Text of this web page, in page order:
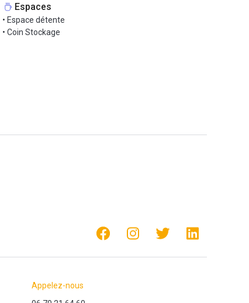
Espaces
• Espace détente
• Coin Stockage
Appelez-nous